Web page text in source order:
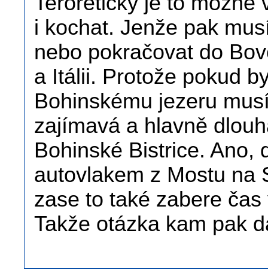
i kochat. Jenže pak
nebo pokračovat do
a Itálii. Protože pokud
Bohinskému jezeru
zajímavá a hlavně
Bohinské Bistrice. Ano,
autovlakem z Mostu na
zase to také zabere
Takže otázka kam pak